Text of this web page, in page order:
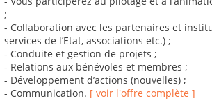
;
- Collaboration avec les partenaires et
services de l’Etat, associations etc.) ;
- Conduite et gestion de projets ;
- Relations aux bénévoles et membres ;
- Développement d’actions (nouvelles) ;
- Communication. [ voir l'offre complète ]